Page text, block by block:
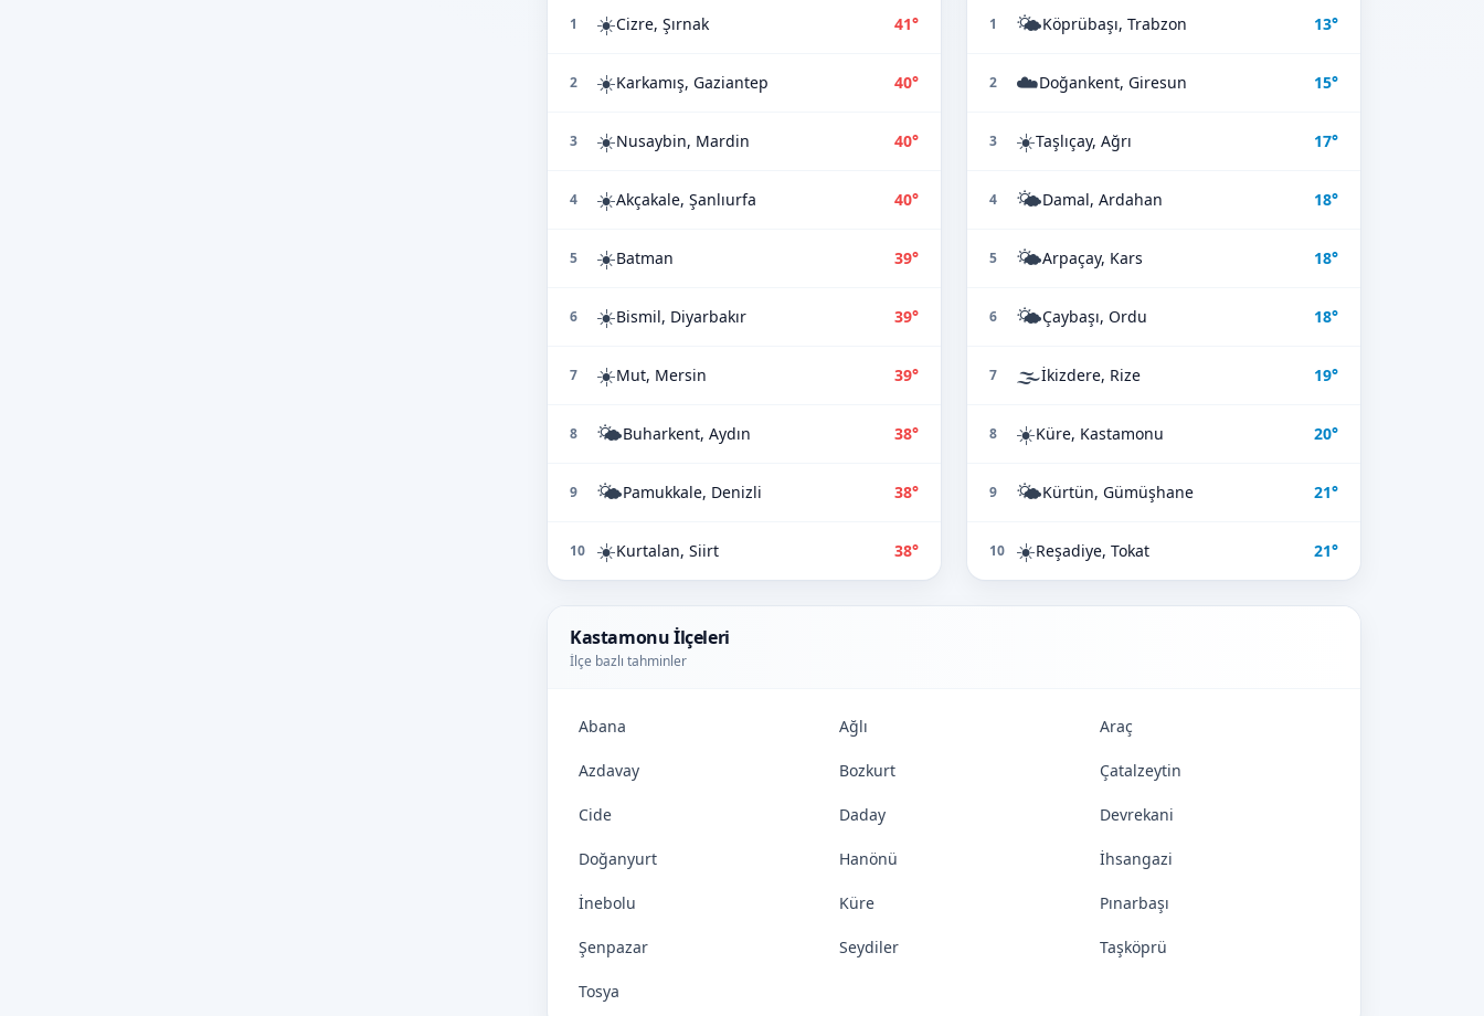
1 ☀️Cizre, Şırnak 41°
2 ☀️Karkamış, Gaziantep 40°
3 ☀️Nusaybin, Mardin 40°
4 ☀️Akçakale, Şanlıurfa 40°
5 ☀️Batman 39°
6 ☀️Bismil, Diyarbakır 39°
7 ☀️Mut, Mersin 39°
8 🌤️Buharkent, Aydın 38°
9 🌤️Pamukkale, Denizli 38°
10 ☀️Kurtalan, Siirt 38°
1 🌤️Köprübaşı, Trabzon 13°
2 ☁️Doğankent, Giresun 15°
3 ☀️Taşlıçay, Ağrı 17°
4 🌤️Damal, Ardahan 18°
5 🌤️Arpaçay, Kars 18°
6 🌤️Çaybaşı, Ordu 18°
7 🌫️İkizdere, Rize 19°
8 ☀️Küre, Kastamonu 20°
9 🌤️Kürtün, Gümüşhane 21°
10 ☀️Reşadiye, Tokat 21°
Kastamonu İlçeleri
İlçe bazlı tahminler
Abana Ağlı Araç
Azdavay Bozkurt Çatalzeytin
Cide Daday Devrekani
Doğanyurt Hanönü İhsangazi
İnebolu Küre Pınarbaşı
Şenpazar Seydiler Taşköprü
Tosya